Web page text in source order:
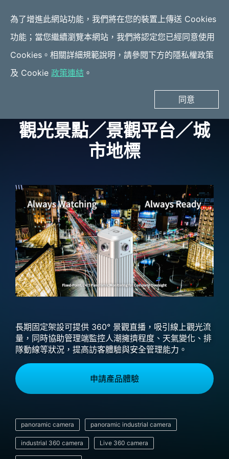
為了增進此網站功能，我們將在您的裝置上傳送 Cookies
功能；當您繼續瀏覽本網站，我們將認定您已經同意使用
Cookies。相關詳細規範說明，請參閱下方的隱私權政策
及 Cookie 政策連結 。
同意
應用案例
市地標
觀光景點／景觀平台／城
市地標
長期固定架設可提供 360° 景觀直播，吸引線上觀光流
量，同時協助管理端監控人潮擁擠程度、天氣變化、排
隊動線等狀況，提高訪客體驗與安全管理能力。​​
申請產品體驗
panoramic camera panoramic industrial camera
industrial 360 camera Live 360 camera